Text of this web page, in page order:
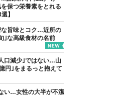
保つ栄養素をとれる
】
な旨味とコク…近所の
｣な高級食材の名前
口減少｣ではない…山
円｣をまるっと抱えて
い…女性の大半が不潔